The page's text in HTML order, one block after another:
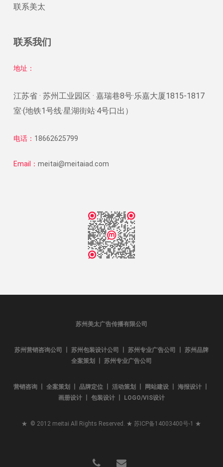
联系美太
联系我们
地址：
江苏省 · 苏州工业园区 · 嘉瑞巷8号·乐嘉大厦1815-1817
室·(地铁1号线·星湖街站·4号口出）
电话： 18662625799
Email： meitai@meitaiad.com
苏州美太广告传播有限公司
苏州营销咨询公司 丨 苏州包装设计公司 丨 苏州专业广告公司 丨 苏州品牌
全案策划 丨 苏州专业广告公司
营销咨询 丨 全案策划 丨 品牌定位 丨 活动策划 丨 网站建设 丨 海报设计 丨
画册设计 丨 包装设计 丨 LOGO/VIS设计
★ © 2012 meitai All Rights Reserved. ★苏ICP备14003400号-1 ★
phone email